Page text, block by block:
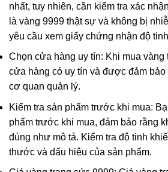
nhất, tuy nhiên, cần kiểm tra xác
là vàng 9999 thật sự và không bị
yêu cầu xem giấy chứng nhận độ
Chọn cửa hàng uy tín: Khi mua vàng
cửa hàng có uy tín và được đảm
cơ quan quản lý.
Kiểm tra sản phẩm trước khi mua:
phẩm trước khi mua, đảm bảo rằng
đúng như mô tả. Kiểm tra độ tinh
thước và dấu hiệu của sản phẩm.